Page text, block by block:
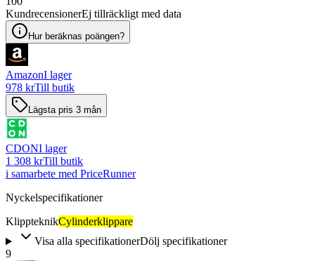
KundrecensionerEj tillräckligt med data
Hur beräknas poängen?
AmazonI lager
978 krTill butik
Lägsta pris 3 mån
CDONI lager
1 308 krTill butik
i samarbete med PriceRunner
Nyckelspecifikationer
KlippteknikCylinderklippare
Visa alla specifikationerDölj specifikationer
9